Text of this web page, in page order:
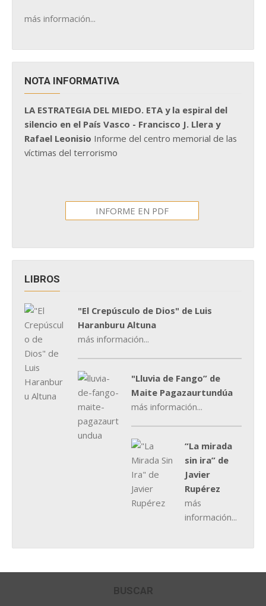
más información...
NOTA INFORMATIVA
LA ESTRATEGIA DEL MIEDO. ETA y la espiral del
silencio en el País Vasco - Francisco J. Llera y
Rafael Leonisio Informe del centro memorial de las
víctimas del terrorismo
INFORME EN PDF
LIBROS
"El Crepúsculo de Dios" de Luis
Haranburu Altuna
más información...
"Lluvia de Fango” de
Maite Pagazaurtundúa
más información...
“La mirada
sin ira” de
Javier
Rupérez
más
información...
BUSCAR